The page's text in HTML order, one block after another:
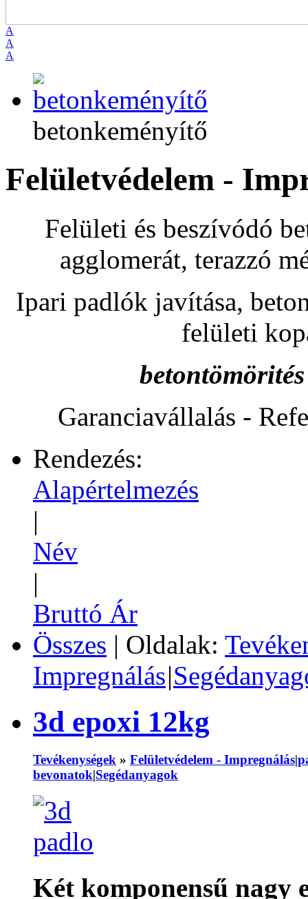
A
A
A
betonkeményítő
Felületvédelem -
Felületi és beszívódó
agglomerát, terazzó
Ipari padlók javítása,
felületi
Garanciavállalás -
Rendezés:
Alapértelmezés
|
Név
|
Bruttó Ár
Összes | Oldalak:
Impregnálás|
3d epoxi 12kg
Tevékenységek » Felületvédelem - Impregnálás|
bevonatok|Segédanyagok
Két komponensű nagy